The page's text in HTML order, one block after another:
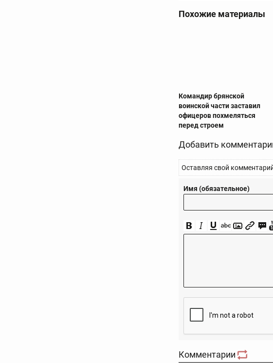
Похожие материалы
Командир брянской
воинской части заставил
офицеров похмеляться
перед строем
Добавить
Оставляя свой
Имя (обязательное)
Комментарии